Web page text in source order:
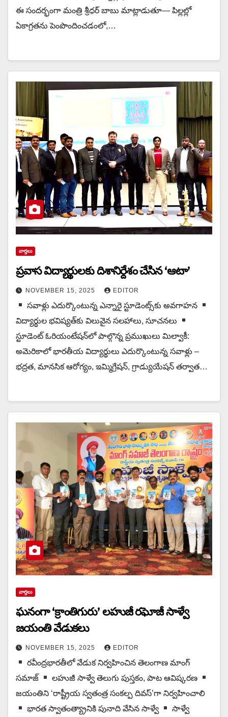
ఈ సందర్భంగా మంత్రి శ్రీధర్ బాబు మాట్లాడుతూ— పిల్లల్లో
ఏకాగ్రతను పెంపొందించడంలో,…
వార్త‌లు
ప్ర‌వాస విద్యార్థులకు దిశానిర్దేశం చేసిన ‘ఆటా’
NOVEMBER 15, 2025 EDITOR
స‌వాళ్లు ఎదుర్కొంటున్న ఎన్నారై స్టూడెంట్స్‌కు అవ‌గాహ‌న‌
విద్యార్థుల భ‌విష్య‌త్‌కు విలువైన స‌ల‌హాలు, సూచ‌న‌లు
స్టూడెంట్ ఓరియంటేష‌న్‌లో పాల్గొన్న ప్ర‌ముఖులు మిల్వాకీ:
అమెరికాలో భారతీయ విద్యార్థులు ఎదుర్కొంటున్న సవాళ్లు –
భద్రత, మానసిక ఆరోగ్యం, ఇమ్మిగ్రేషన్, గ్రాడ్యుయేషన్ తర్వాత…
వార్త‌లు
ఘ‌నంగా ‘క్రాంతిగురు’ లహుజీ రఘోజీ సాళ్వే
జయంతి వేడుక‌లు
NOVEMBER 15, 2025 EDITOR
రవీంద్ర‌భార‌తీలో వేడుక‌ నిర్వ‌హించిన తెలంగాణ మాంగ్
సమాజ్
లహుజీ సాళ్వే తెలుగు పుస్త‌కం, పాట ఆవిష్క‌ర‌ణ‌
జయంతిని ‘రాష్ట్రీయ స్వతంత్ర సంకల్ప దివస్’గా నిర్వ‌హించాలి
భార‌త స్వాతంత్య్రానికి పునాది వేసిన సాళ్వే
సాళ్వే